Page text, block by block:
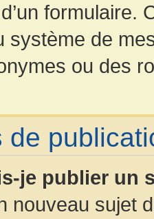
système de
ou des
de
je publier un
nouveau sujet